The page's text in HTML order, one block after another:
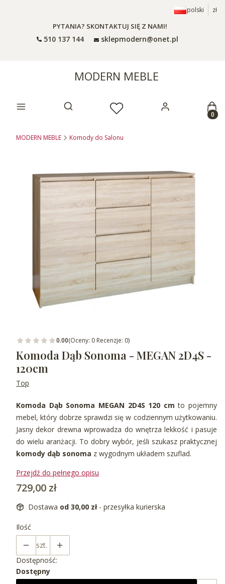
polski zł
PYTANIA? SKONTAKTUJ SIĘ Z NAMI!
510 137 144 sklepmodern@onet.pl
MODERN MEBLE
Otwórz wyszukiwarkę
MODERN MEBLE Komody do Salonu
0.00(Oceny: 0 Recenzje: 0)
Komoda Dąb Sonoma - MEGAN 2D4S -
120cm
Top
Komoda Dąb Sonoma MEGAN 2D4S 120 cm to pojemny
mebel, który dobrze sprawdzi się w codziennym użytkowaniu.
Jasny dekor drewna wprowadza do wnętrza lekkość i pasuje
do wielu aranżacji. To dobry wybór, jeśli szukasz praktycznej
komody dąb sonoma z wygodnym układem szuflad.
Przejdź do pełnego opisu
Cena
729,00 zł
Dostawa od 30,00 zł - przesyłka kurierska
Ilość
szt.
Dostępność:
Dostępny